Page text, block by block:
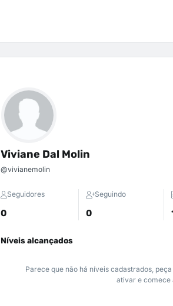
Viviane Dal Molin
@vivianemolin
Seguidores
0
Seguindo
0
Níveis alcançados
Parece que não há níveis cadastrados,
ativar e comece